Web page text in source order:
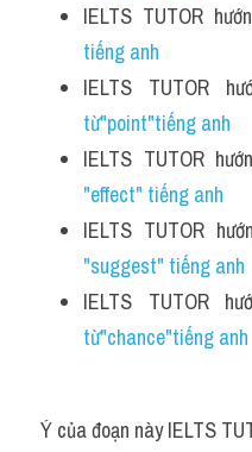
IELTS TUTOR
tiếng anh
IELTS TUTOR
từ"point"tiếng anh
IELTS TUTOR
"effect" tiếng anh
IELTS TUTOR
"suggest" tiếng anh
IELTS TUTOR
từ"chance"tiếng anh
Ý của đoạn này IELTS